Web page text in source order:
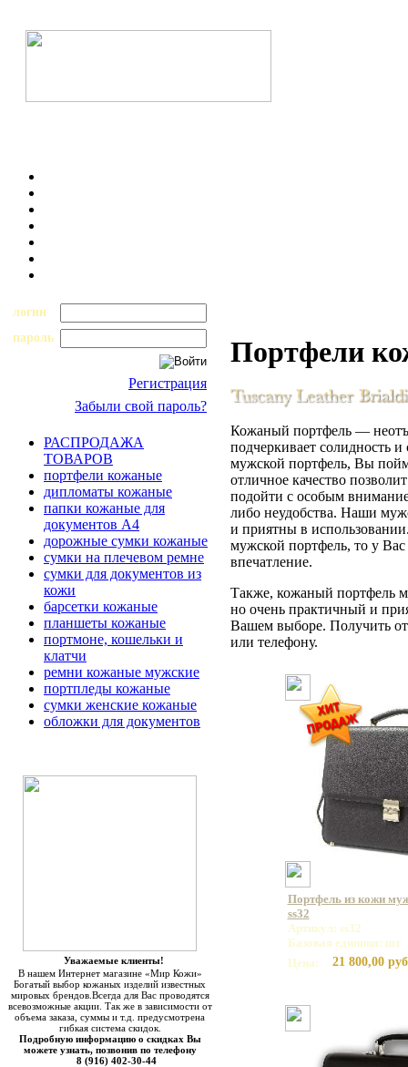
логин
пароль
Регистрация
Забыли свой пароль?
РАСПРОДАЖА
ТОВАРОВ
портфели кожаные
дипломаты кожаные
папки кожаные для
документов А4
дорожные сумки кожаные
сумки на плечевом ремне
сумки для документов из
кожи
барсетки кожаные
планшеты кожаные
портмоне, кошельки и
клатчи
ремни кожаные мужские
портпледы кожаные
сумки женские кожаные
обложки для документов
Уважаемые клиенты!
В нашем Интернет магазине «Мир Кожи»
Богатый выбор кожаных изделий известных
мировых брендов.Всегда для Вас проводятся
всевозможные акции. Так же в зависимости от
объема заказа, суммы и т.д. предусмотрена
гибкая система скидок.
Подробную информацию о скидках Вы
можете узнать, позвонив по телефону
8 (916) 402-30-44
Портфели
Кожаный портфель —
подчеркивает солидность
мужской портфель, Вы
отличное качество
подойти с особым
либо неудобства. Наши
и приятны в
мужской портфель, то у Вас
впечатление.
Также, кожаный портфель
но очень практичный и
Вашем выборе. Получить
или телефону.
Портфель из кожи
ss32
Артикул: ss32
Базовая единица: шт
Цена:
21 800,00